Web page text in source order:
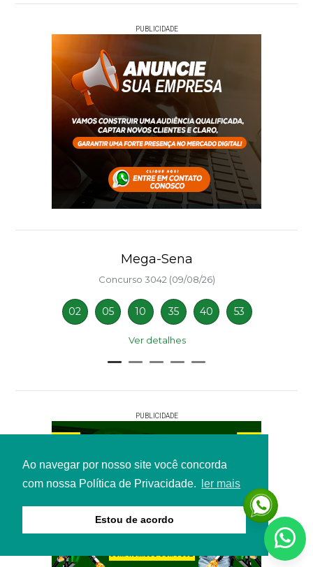
Ao navegar por nosso site você concorda
com nossa Política de Privacidade.
ler mais
Estou de acordo
PUBLICIDADE
Mega-Sena
Concurso 3042 (09/08/26)
02 05 10 35 40 53
Ver detalhes
PUBLICIDADE